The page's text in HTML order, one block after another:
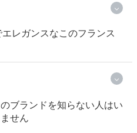
レガンスなこのフランス
ブランドを知らない人はい
せん